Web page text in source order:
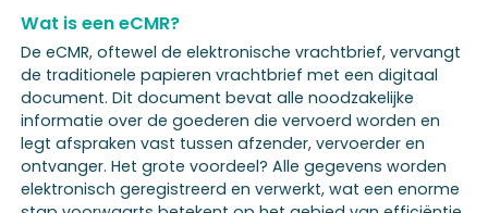
Wat is een eCMR?
De eCMR, oftewel de elektronische vrachtbrief, vervangt
de traditionele papieren vrachtbrief met een digitaal
document. Dit document bevat alle noodzakelijke
informatie over de goederen die vervoerd worden en
legt afspraken vast tussen afzender, vervoerder en
ontvanger. Het grote voordeel? Alle gegevens worden
elektronisch geregistreerd en verwerkt, wat een enorme